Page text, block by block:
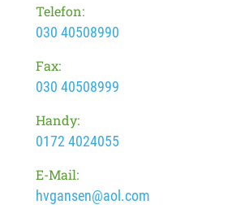
Telefon:
030 40508990
Fax:
030 40508999
Handy:
0172 4024055
E-Mail:
hvgansen@aol.com